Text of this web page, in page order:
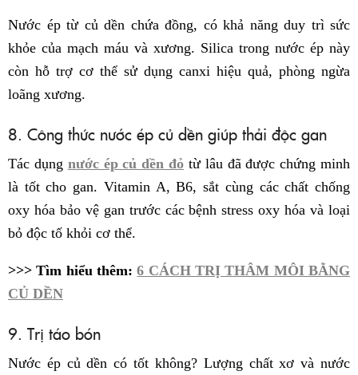
Nước ép từ củ dền chứa đồng, có khả năng duy trì sức
khỏe của mạch máu và xương. Silica trong nước ép này
còn hỗ trợ cơ thể sử dụng canxi hiệu quả, phòng ngừa
loãng xương.
8. Công thức nước ép củ dền giúp thải độc gan
Tác dụng nước ép củ dền đỏ từ lâu đã được chứng minh
là tốt cho gan. Vitamin A, B6, sắt cùng các chất chống
oxy hóa bảo vệ gan trước các bệnh stress oxy hóa và loại
bỏ độc tố khỏi cơ thể.
>>> Tìm hiểu thêm:6 CÁCH TRỊ THÂM MÔI BẰNG
CỦ DỀN
9. Trị táo bón
Nước ép củ dền có tốt không? Lượng chất xơ và nước